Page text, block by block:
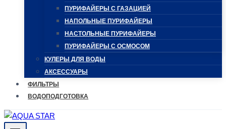
ПУРИФАЙЕРЫ С ГАЗАЦИЕЙ
НАПОЛЬНЫЕ ПУРИФАЙЕРЫ
НАСТОЛЬНЫЕ ПУРИФАЙЕРЫ
ПУРИФАЙЕРЫ С ОСМОСОМ
КУЛЕРЫ ДЛЯ ВОДЫ
АКСЕССУАРЫ
ФИЛЬТРЫ
ВОДОПОДГОТОВКА